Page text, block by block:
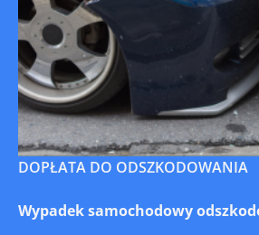
DOPŁATA DO ODSZKODOWANIA
Wypadek samochodowy